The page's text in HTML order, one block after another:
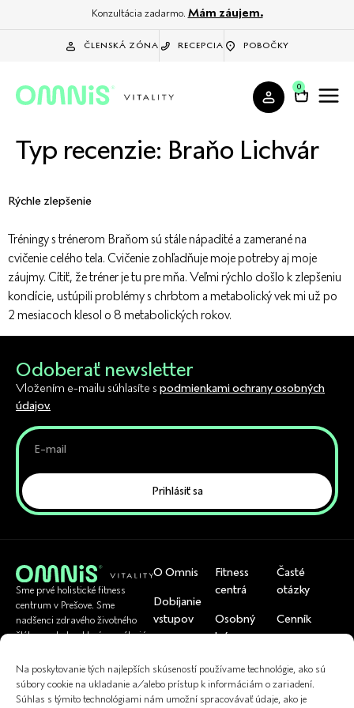
Na poskytovanie tých najlepších skúseností používame technológie, ako sú
súbory cookie na ukladanie a/alebo prístup k informáciám o zariadení.
Súhlas s týmito technológiami nám umožní spracovávať údaje, ako je
Konzultácia zadarmo. Mám záujem.
ČLENSKÁ ZÓNA RECEPCIA POBOČKY
0
Typ recenzie: Braňo Lichvár
Rýchle zlepšenie
Tréningy s trénerom Braňom sú stále nápadité a zamerané na
cvičenie celého tela. Cvičenie zohľadňuje moje potreby aj moje
záujmy. Cítiť, že tréner je tu pre mňa. Veľmi rýchlo došlo k zlepšeniu
kondície, ustúpili problémy s chrbtom a metabolický vek mi už po
2 mesiacoch klesol o 8 metabolických rokov.
Odoberať newsletter
Vložením e-mailu súhlasíte s podmienkami ochrany osobných
údajov.
Prihlásiť sa
Sme prvé holistické fitness
centrum v Prešove. Sme
nadšenci zdravého životného
štýlu a pohybu, ktorí pomáhajú
U nás si viete
uplatniť
O Omnis
Dobíjanie
vstupov
skupinoviek
Kontakt
Fitness
centrá
Osobný
tréner
Cvičenia
Fyzioterapia
Časté
otázky
Cenník
Referencie